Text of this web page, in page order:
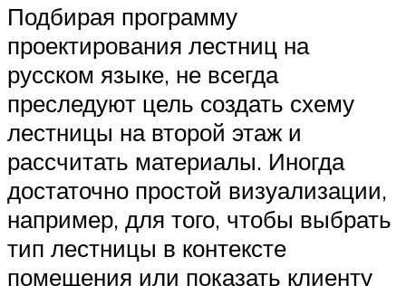
Подбирая программу
проектирования лестниц на
русском языке, не всегда
преследуют цель создать схему
лестницы на второй этаж и
рассчитать материалы. Иногда
достаточно простой визуализации,
например, для того, чтобы выбрать
тип лестницы в контексте
помещения или показать клиенту